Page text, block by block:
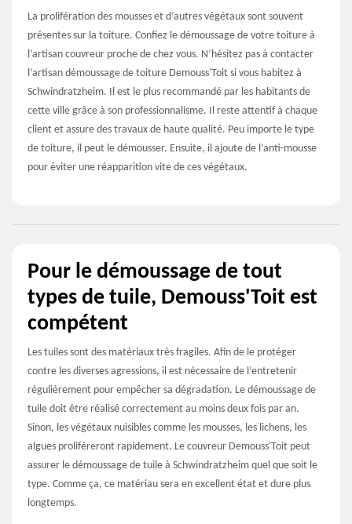
La prolifération des mousses et d’autres végétaux sont souvent
présentes sur la toiture. Confiez le démoussage de votre toiture à
l’artisan couvreur proche de chez vous. N’hésitez pas à contacter
l’artisan démoussage de toiture Demouss'Toit si vous habitez à
Schwindratzheim. Il est le plus recommandé par les habitants de
cette ville grâce à son professionnalisme. Il reste attentif à chaque
client et assure des travaux de haute qualité. Peu importe le type
de toiture, il peut le démousser. Ensuite, il ajoute de l’anti-mousse
pour éviter une réapparition vite de ces végétaux.
Pour le démoussage de tout
types de tuile, Demouss'Toit est
compétent
Les tuiles sont des matériaux très fragiles. Afin de le protéger
contre les diverses agressions, il est nécessaire de l’entretenir
régulièrement pour empêcher sa dégradation. Le démoussage de
tuile doit être réalisé correctement au moins deux fois par an.
Sinon, les végétaux nuisibles comme les mousses, les lichens, les
algues prolifèreront rapidement. Le couvreur Demouss'Toit peut
assurer le démoussage de tuile à Schwindratzheim quel que soit le
type. Comme ça, ce matériau sera en excellent état et dure plus
longtemps.